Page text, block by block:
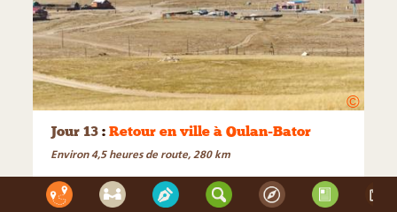
©
Jour 13 : Retour en ville à Oulan-Bator
Environ 4,5 heures de route, 280 km
De retour dans la capitale et l’agitation, après un court
passage à l’hôtel, vous pourrez faire vos achats de